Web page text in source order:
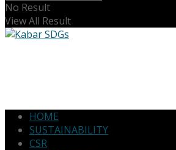
No Result
View All Result
HOME
SUSTAINABILITY
CSR